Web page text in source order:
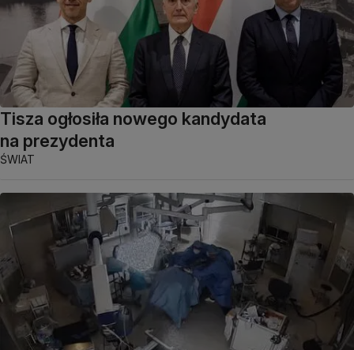
Tisza ogłosiła nowego kandydata
na prezydenta
ŚWIAT